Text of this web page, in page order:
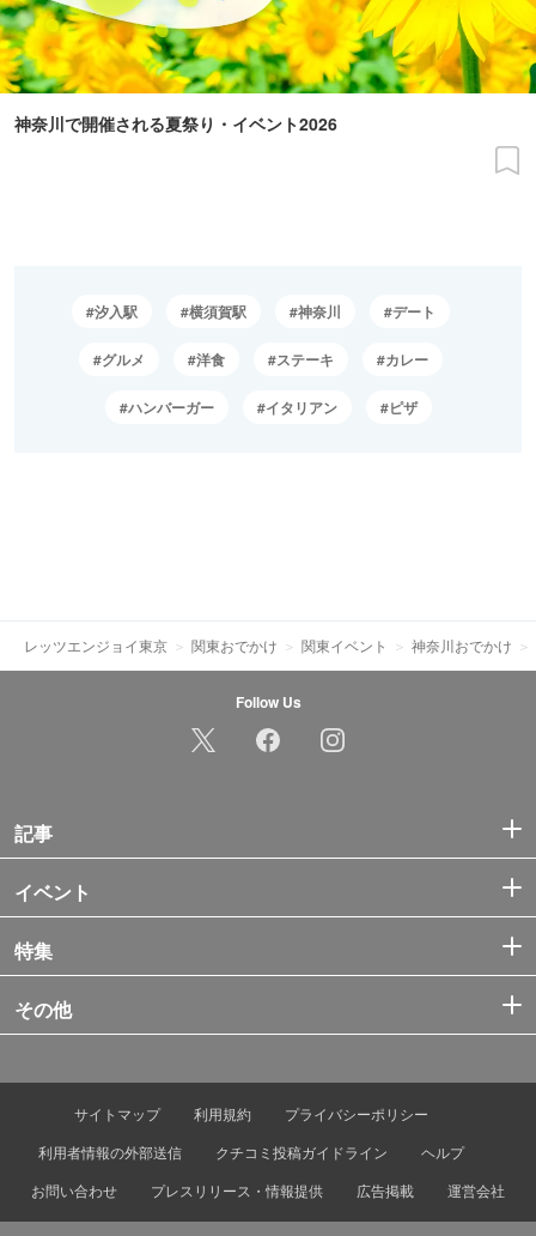
神奈川で開催される夏祭り・イベント2026
汐入駅 横須賀駅 神奈川 デート
グルメ 洋食 ステーキ カレー
ハンバーガー イタリアン ピザ
レッツエンジョイ東京 関東おでかけ 関東イベント 神奈川おでかけ
Follow Us
記事
イベント
特集
その他
サイトマップ 利用規約
プライバシーポリシー
利用者情報の外部送信
クチコミ投稿ガイドライン
ヘルプ
お問い合わせ
プレスリリース・情報提供 広告掲載 運営会社